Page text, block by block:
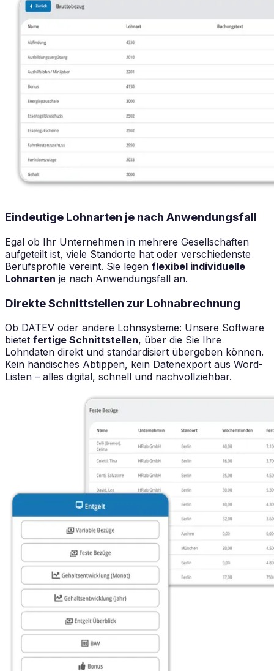
Eindeutige Lohnarten je nach Anwendungsfall
Egal ob Ihr Unternehmen in mehrere Gesellschaften
aufgeteilt ist, viele Standorte hat oder verschiedenste
Berufsprofile vereint. Sie legen flexibel individuelle
Lohnarten je nach Anwendungsfall an.
Direkte Schnittstellen zur Lohnabrechnung
Ob DATEV oder andere Lohnsysteme: Unsere Software
bietet fertige Schnittstellen, über die Sie Ihre
Lohndaten direkt und standardisiert übergeben können.
Kein händisches Abtippen, kein Datenexport aus Word-
Listen – alles digital, schnell und nachvollziehbar.